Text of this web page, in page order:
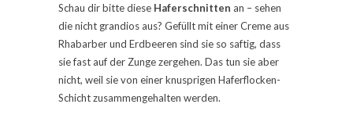
Schau dir bitte diese Haferschnitten an – sehen
die nicht grandios aus? Gefüllt mit einer Creme aus
Rhabarber und Erdbeeren sind sie so saftig, dass
sie fast auf der Zunge zergehen. Das tun sie aber
nicht, weil sie von einer knusprigen Haferflocken-
Schicht zusammengehalten werden.